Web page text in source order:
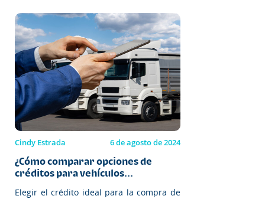
Cindy Estrada 6 de agosto de 2024
¿Cómo comparar opciones de
créditos para vehículos...
Elegir el crédito ideal para la compra de